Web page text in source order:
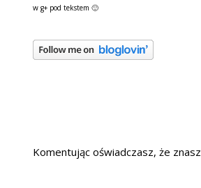
w g+ pod tekstem 🙂
Komentując oświadczasz, że znasz